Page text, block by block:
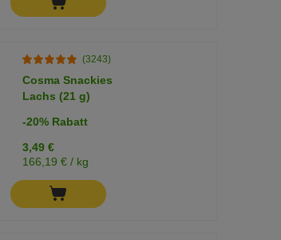
(3243)
Cosma Snackies
Lachs (21 g)
-20% Rabatt
3,49 €
166,19 € / kg